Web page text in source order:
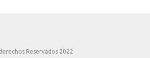
Reservados 2022